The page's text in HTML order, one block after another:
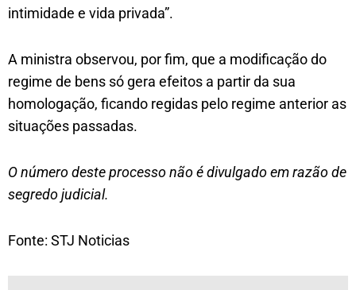
intimidade e vida privada”.
A ministra observou, por fim, que a modificação do
regime de bens só gera efeitos a partir da sua
homologação, ficando regidas pelo regime anterior as
situações passadas.
O número deste processo não é divulgado em razão de
segredo judicial.
Fonte: STJ Noticias